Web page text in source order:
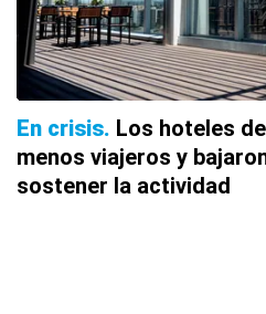
En crisis Los hoteles
menos viajeros y
sostener la actividad